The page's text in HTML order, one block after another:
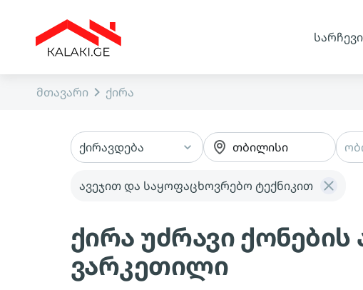
სარჩევი
მთავარი ქირა
ქირავდება თბილისი
ავეჯით და საყოფაცხოვრებო ტექნიკით
ქირა უძრავი
ვარკეთილი